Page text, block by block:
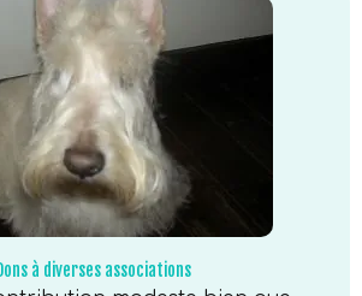
à diverses associations